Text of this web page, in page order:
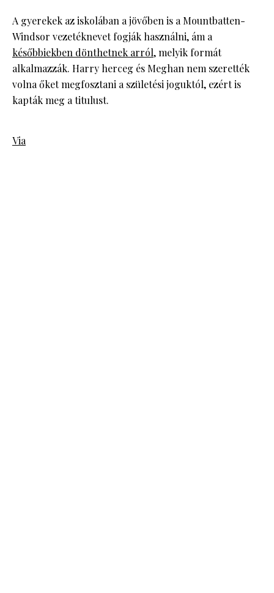
A gyerekek az iskolában a jövőben is a Mountbatten-
Windsor vezetéknevet fogják használni, ám a
későbbiekben dönthetnek arról, melyik formát
alkalmazzák. Harry herceg és Meghan nem szerették
volna őket megfosztani a születési joguktól, ezért is
kapták meg a titulust.
Via